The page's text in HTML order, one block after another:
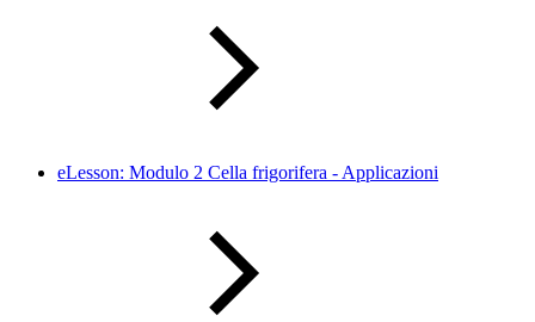
eLesson: Modulo 2 Cella frigorifera - Applicazioni